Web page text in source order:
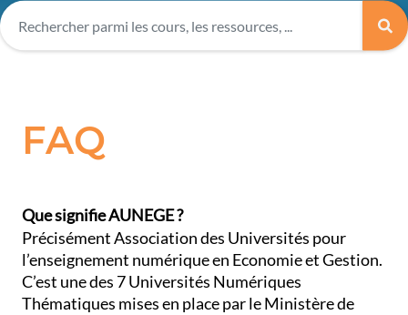
FAQ
Que signifie AUNEGE ?
Précisément Association des Universités pour
l’enseignement numérique en Economie et Gestion.
C’est une des 7 Universités Numériques
Thématiques mises en place par le Ministère de